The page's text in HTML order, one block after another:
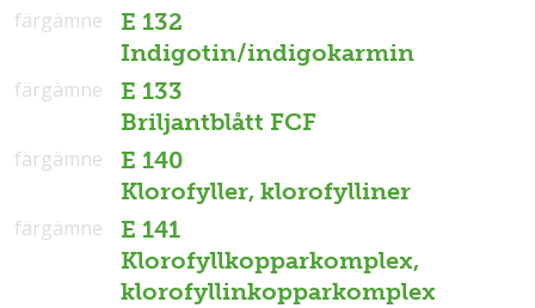
E 132
Indigotin/indigokarmin
färgämne
E 133
Briljantblått FCF
färgämne
E 140
Klorofyller, klorofylliner
färgämne
E 141
Klorofyllkopparkomplex,
klorofyllinkopparkomplex
färgämne